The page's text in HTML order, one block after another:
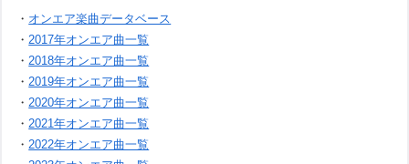
・ オンエア楽曲データベース
・ 2017年オンエア曲一覧
・ 2018年オンエア曲一覧
・ 2019年オンエア曲一覧
・ 2020年オンエア曲一覧
・ 2021年オンエア曲一覧
・ 2022年オンエア曲一覧